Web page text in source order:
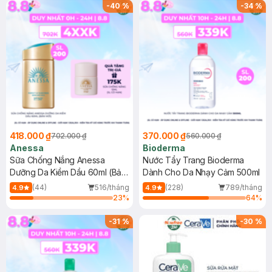
-40%
418.000 ₫702.000 ₫
Anessa
Sữa Chống Nắng Anessa
Dưỡng Da Kiềm Dầu 60ml (Bản
Mới)
4.9 (44)
516/tháng
23%
-34%
370.000 ₫560.000 ₫
Bioderma
Nước Tẩy Trang Bioderma
Dành Cho Da Nhạy Cảm 500ml
4.9 (228)
789/tháng
64%
-31% -30 %